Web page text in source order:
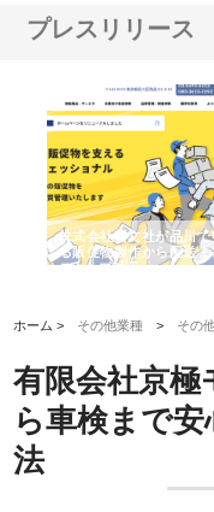
プレスリリース
株式会社耕文社が品川で
る販促物製作から配送ま
ストップ対応
ホーム > その他業種 > その
有限会社京極
ら車検まで
法